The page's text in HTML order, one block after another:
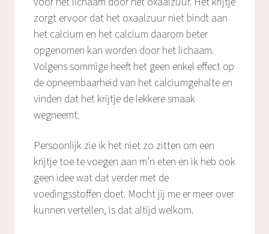
zorgt ervoor dat het oxaalzuur niet bindt aan
het calcium en het calcium daarom beter
opgenomen kan worden door het lichaam.
Volgens sommige heeft het geen enkel effect op
de opneembaarheid van het calciumgehalte en
vinden dat het krijtje de lekkere smaak
wegneemt.
Persoonlijk zie ik het niet zo zitten om een
krijtje toe te voegen aan m’n eten en ik heb ook
geen idee wat dat verder met de
voedingsstoffen doet. Mocht jij me er meer over
kunnen vertellen, is dat altijd welkom.